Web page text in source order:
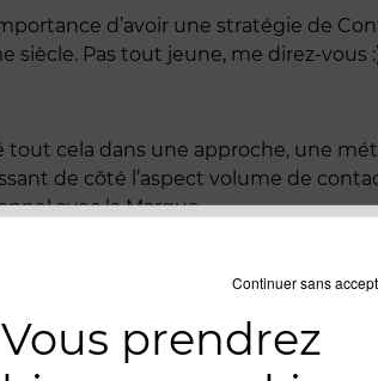
Vous prendrez
Continuer sans
d’avoir une stratégie de
siècle. Pas tout jeune, me direz-vous
tout cela dans une approche, une
de côté l’aspect volume de
avec la Marque.
sauf qu'au lieu de partir de
démarche marketing devient